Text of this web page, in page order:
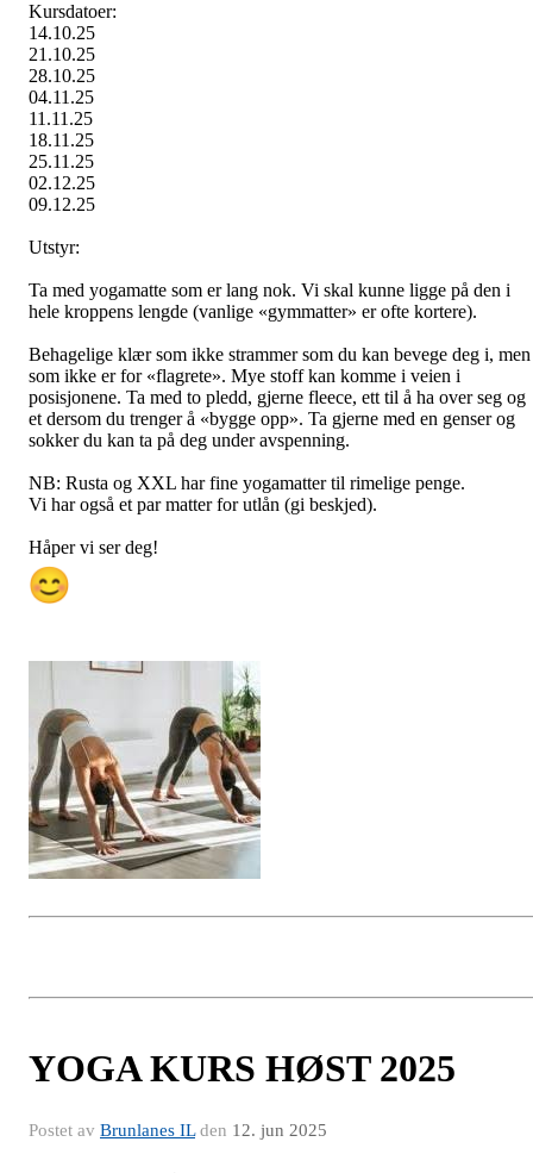
Kursdatoer:
14.10.25
21.10.25
28.10.25
04.11.25
11.11.25
18.11.25
25.11.25
02.12.25
09.12.25
Utstyr:
Ta med yogamatte som er lang nok. Vi skal kunne ligge på den i
hele kroppens lengde (vanlige «gymmatter» er ofte kortere).
Behagelige klær som ikke strammer som du kan bevege deg i, men
som ikke er for «flagrete». Mye stoff kan komme i veien i
posisjonene. Ta med to pledd, gjerne fleece, ett til å ha over seg og
et dersom du trenger å «bygge opp». Ta gjerne med en genser og
sokker du kan ta på deg under avspenning.
NB: Rusta og XXL har fine yogamatter til rimelige penge.
Vi har også et par matter for utlån (gi beskjed).
Håper vi ser deg!
YOGA KURS HØST 2025
Postet av Brunlanes ILden 12. jun 2025